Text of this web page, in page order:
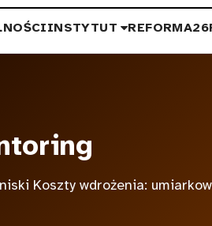
INSTYTUT REFORMA26
niski Koszty wdrożenia: